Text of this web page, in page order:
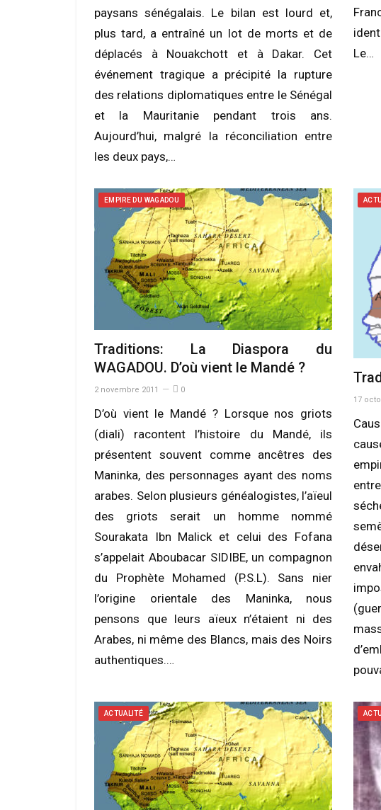
paysans sénégalais. Le bilan est lourd et,
plus tard, a entraîné un lot de morts et de
déplacés à Nouakchott et à Dakar. Cet
événement tragique a précipité la rupture
des relations diplomatiques entre le Sénégal
et la Mauritanie pendant trois ans.
Aujourd’hui, malgré la réconciliation entre
les deux pays,…
Le…
EMPIRE DU WAGADOU
Traditions: La Diaspora du
WAGADOU. D’où vient le Mandé ?
2 novembre 2011 0
D’où vient le Mandé ? Lorsque nos griots
(diali) racontent l’histoire du Mandé, ils
présentent souvent comme ancêtres des
Maninka, des personnages ayant des noms
arabes. Selon plusieurs généalogistes, l’aïeul
des griots serait un homme nommé
Sourakata Ibn Malick et celui des Fofana
s’appelait Aboubacar SIDIBE, un compagnon
du Prophète Mohamed (P.S.L). Sans nier
l’origine orientale des Maninka, nous
pensons que leurs aïeux n’étaient ni des
Arabes, ni même des Blancs, mais des Noirs
authentiques.…
17
ACTUALITÉ